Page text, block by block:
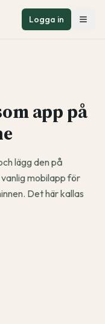
Logga in
app på
lägg den på
mobilapp för
Det här kallas